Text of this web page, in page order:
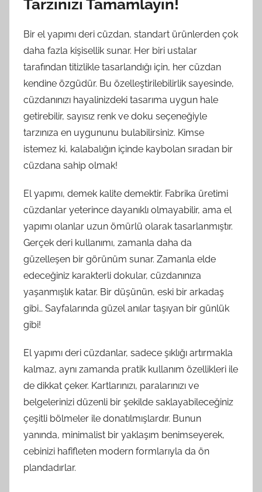
Tarzınızı Tamamlayın!
Bir el yapımı deri cüzdan, standart ürünlerden çok
daha fazla kişisellik sunar. Her biri ustalar
tarafından titizlikle tasarlandığı için, her cüzdan
kendine özgüdür. Bu özelleştirilebilirlik sayesinde,
cüzdanınızı hayalinizdeki tasarıma uygun hale
getirebilir, sayısız renk ve doku seçeneğiyle
tarzınıza en uygununu bulabilirsiniz. Kimse
istemez ki, kalabalığın içinde kaybolan sıradan bir
cüzdana sahip olmak!
El yapımı, demek kalite demektir. Fabrika üretimi
cüzdanlar yeterince dayanıklı olmayabilir, ama el
yapımı olanlar uzun ömürlü olarak tasarlanmıştır.
Gerçek deri kullanımı, zamanla daha da
güzelleşen bir görünüm sunar. Zamanla elde
edeceğiniz karakterli dokular, cüzdanınıza
yaşanmışlık katar. Bir düşünün, eski bir arkadaş
gibi… Sayfalarında güzel anılar taşıyan bir günlük
gibi!
El yapımı deri cüzdanlar, sadece şıklığı artırmakla
kalmaz, aynı zamanda pratik kullanım özellikleri ile
de dikkat çeker. Kartlarınızı, paralarınızı ve
belgelerinizi düzenli bir şekilde saklayabileceğiniz
çeşitli bölmeler ile donatılmışlardır. Bunun
yanında, minimalist bir yaklaşım benimseyerek,
cebinizi hafifleten modern formlarıyla da ön
plandadırlar.